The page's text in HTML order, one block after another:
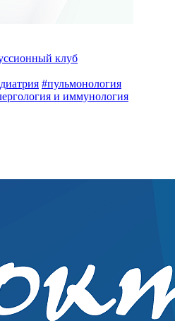
клуб
#пульмонология
и иммунология